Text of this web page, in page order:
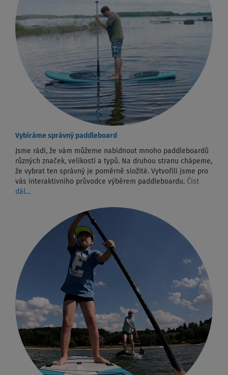
Vybíráme správný paddleboard
Jsme rádi, že vám můžeme nabídnout mnoho paddleboardů
různých značek, velikostí a typů. Na druhou stranu chápeme,
že vybrat ten správný je poměrně složité. Vytvořili jsme pro
vás interaktivního průvodce výběrem paddleboardu. Číst
dál...